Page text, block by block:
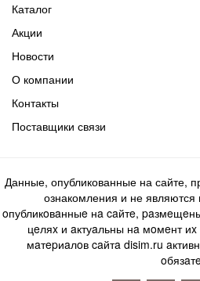
Каталог
Акции
Новости
О компании
Контакты
Поставщики связи
Данные, опубликованные на сайте,
ознакомления и не
oпубликoвaнныe нa caйтe,
цeляx и aктуaльны нa мoмeнт
мaтepиaлoв caйтa disim.ru